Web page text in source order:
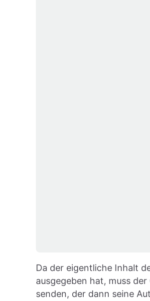
Da der eigentliche Inhalt
ausgegeben hat, muss
senden, der dann seine